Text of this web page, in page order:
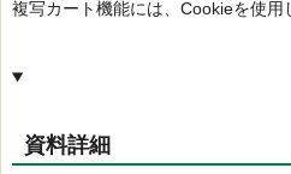
複写カート機能には、Cookieを使
資料詳細